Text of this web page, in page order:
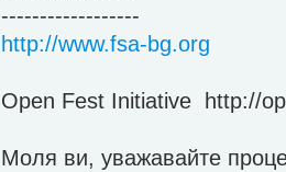
------------------
http://www.fsa-bg.org
Open Fest Initiative http://
Моля ви, уважавайте